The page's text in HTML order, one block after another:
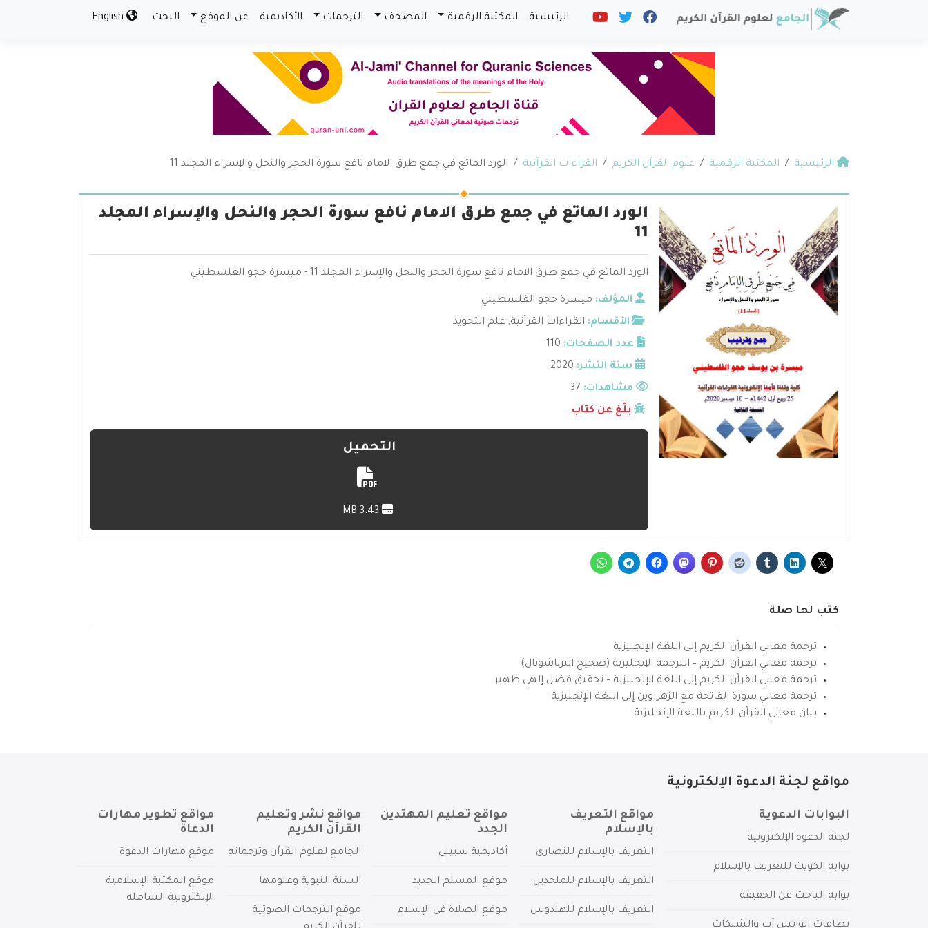
الرئيسية المكتبة الرقمية المصحف الترجمات الأكاديمية عن الموقع البحث
الرئيسية المكتبة الرقمية علوم القرآن الكريم القراءات القرآنية الورد الماتع في جمع طرق الامام نافع سورة الحجر والنحل والإسراء المجلد 11
الورد الماتع في جمع طرق الامام نافع سورة الحجر والنحل والإسراء المجلد
11
الورد الماتع في جمع طرق الامام نافع سورة الحجر والنحل والإسراء المجلد 11 - ميسرة حجو الفلسطيني
المؤلف: ميسرة حجو الفلسطيني
الأقسام: القراءات القرآنية, علم التجويد
عدد الصفحات: 110
سنة النشر: 2020
مشاهدات:
بلّغ عن كتاب
التحميل
كتب لها صلة
ترجمة معاني القرآن الكريم إلى اللغة الإنجليزية
ترجمة معاني القرآن الكريم – الترجمة الإنجليزية (صحيح انترناشونال)
ترجمة معاني القرآن الكريم إلى اللغة الإنجليزية – تحقيق فضل إلهي ظهير
ترجمة معاني سورة الفاتحة مع الزهراوين إلى اللغة الإنجليزية
بيان معاني القرآن الكريم باللغة الإنجليزية
مواقع لجنة الدعوة الإلكترونية
البوابات الدعوية
لجنة الدعوة الإلكترونية
بوابة الكويت للتعريف بالإسلام
بوابة الباحث عن الحقيقة
بطاقات الواتس آب والشبكات
مواقع التعريف
بالإسلام
التعريف بالإسلام للنصارى
التعريف بالإسلام للملحدين
التعريف بالإسلام للهندوس
مواقع تعليم المهتدين
الجدد
أكاديمية سبيلي
موقع المسلم الجديد
موقع الصلاة في الإسلام
مواقع نشر وتعليم
القرآن الكريم
الجامع لعلوم القرآن وترجماته
السنة النبوية وعلومها
موقع الترجمات الصوتية
مواقع تطوير مهارات
الدعاة
موقع مهارات الدعوة
موقع المكتبة الإسلامية
الإلكترونية الشاملة